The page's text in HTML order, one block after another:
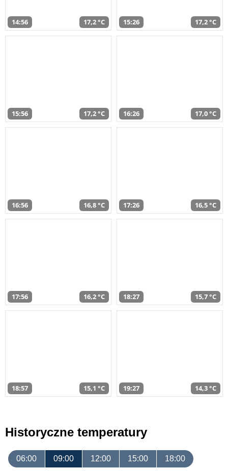
14:56 17,2 °C 15:26 17,2 °C
15:56 17,2 °C 16:26 17,0 °C
16:56 16,8 °C 17:26 16,5 °C
17:56 16,2 °C 18:27 15,7 °C
18:57 15,1 °C 19:27 14,3 °C
Historyczne temperatury
06:00 09:00 12:00 15:00 18:00